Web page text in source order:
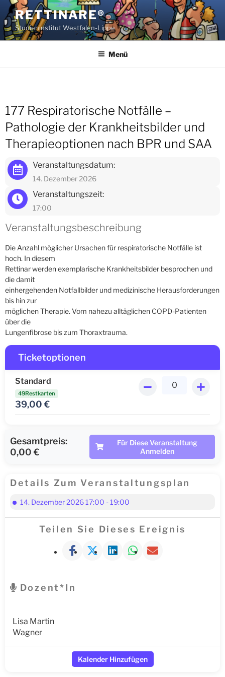
Zum
Inhalt
springen
RETTINARE®
Studieninstitut Westfalen-Lippe
Menü
177 Respiratorische Notfälle –
Pathologie der Krankheitsbilder und
Therapieoptionen nach BPR und SAA
Veranstaltungsdatum:
14. Dezember 2026
Veranstaltungszeit:
17:00
Veranstaltungsbeschreibung
Die Anzahl möglicher Ursachen für respiratorische Notfälle ist
hoch. In diesem
Rettinar werden exemplarische Krankheitsbilder besprochen und
die damit
einhergehenden Notfallbilder und medizinische Herausforderungen
bis hin zur
möglichen Therapie. Vom nahezu alltäglichen COPD-Patienten
über die
Lungenfibrose bis zum Thoraxtrauma.
Ticketoptionen
Standard
49Restkarten
39,00 €
Gesamtpreis:
0,00 €
Für Diese Veranstaltung
Anmelden
Details Zum Veranstaltungsplan
14. Dezember 2026 17:00 - 19:00
Teilen Sie Dieses Ereignis
Dozent*in
Lisa Martin
Wagner
Kalender Hinzufügen